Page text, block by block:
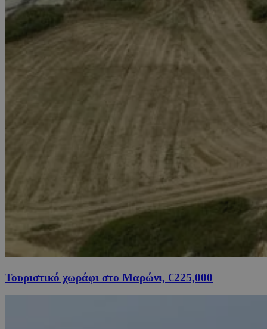
Τουριστικό χωράφι στο Μαρώνι, €225,000